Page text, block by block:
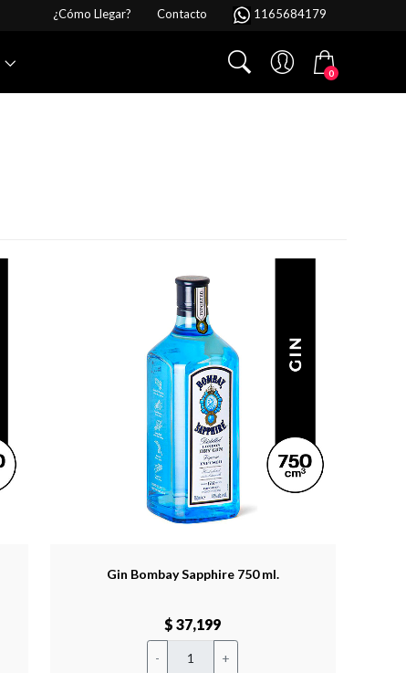
¿Cómo Llegar? Contacto 1165684179
0
Gin Bombay Sapphire 750 ml.
$ 37,199
- +